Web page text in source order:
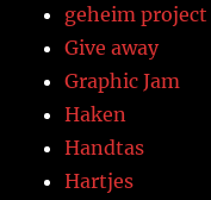
geheim project
Give away
Graphic Jam
Haken
Handtas
Hartjes